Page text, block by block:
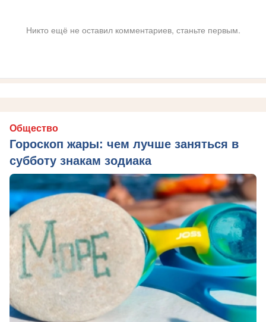
Никто ещё не оставил комментариев, станьте первым.
Общество
Гороскоп жары: чем лучше заняться в
субботу знакам зодиака